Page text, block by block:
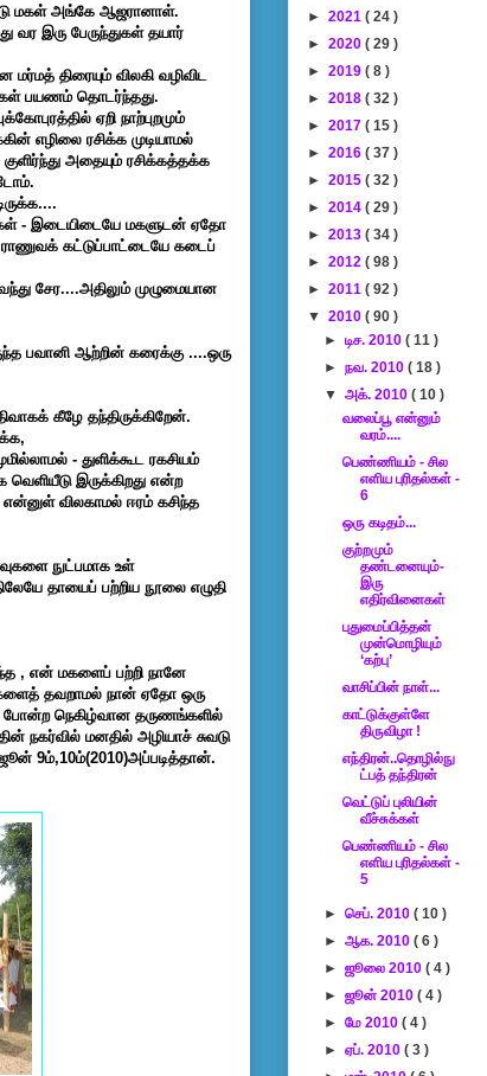
மகள் அங்கே ஆஜரானாள்.
வர இரு பேருந்துகள் தயார்
திரையும் விலகி வழிவிட
பயணம் தொடர்ந்தது.
ஏறி நாற்புறமும்
எழிலை ரசிக்க முடியாமல்
அதையும் ரசிக்கத்தக்க
- இடையிடையே மகளுடன் ஏதோ
கட்டுப்பாட்டையே கடைப்
சேர....அதிலும் முழுமையான
பவானி ஆற்றின் கரைக்கு ....ஒரு
கீழே தந்திருக்கிறேன்.
- துளிக்கூட ரகசியம்
வெளியீடு இருக்கிறது என்ற
விலகாமல் ஈரம் கசிந்த
நுட்பமாக உள்
தாயைப் பற்றிய நூலை எழுதி
, என் மகளைப் பற்றி நானே
தவறாமல் நான் ஏதோ ஒரு
போன்ற நெகிழ்வான தருணங்களில்
நகர்வில் மனதில் அழியாச் சுவடு
9ம்,10ம்(2010)அப்படித்தான்.
► 2021 ( 24 )
► 2020 ( 29 )
► 2019 ( 8 )
► 2018 ( 32 )
► 2017 ( 15 )
► 2016 ( 37 )
► 2015 ( 32 )
► 2014 ( 29 )
► 2013 ( 34 )
► 2012 ( 98 )
► 2011 ( 92 )
▼ 2010 ( 90 )
►டிச. 2010( 11 )
►நவ. 2010( 18 )
▼அக். 2010( 10 )
வலைப்பூ என்னும்
வரம்....
பெண்ணியம் - சில
எளிய புரிதல்கள் -
6
ஒரு கடிதம்...
குற்றமும்
தண்டனையும்-
இரு
எதிர்வினைகள்
புதுமைப்பித்தன்
முன்மொழியும்
‘கற்பு’
வாசிப்பின் நாள்...
காட்டுக்குள்ளே
திருவிழா !
எந்திரன்..தொழில்நு
ட்பத் தந்திரன்
வெட்டுப் புலியின்
வீச்சுக்கள்
பெண்ணியம் - சில
எளிய புரிதல்கள் -
5
►செப். 2010( 10 )
►ஆக. 2010( 6 )
►ஜூலை 2010( 4 )
►ஜூன் 2010( 4 )
►மே 2010( 4 )
►ஏப். 2010( 3 )